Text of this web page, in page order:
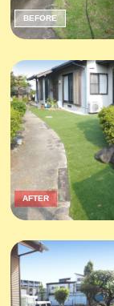
BEFORE
AFTER